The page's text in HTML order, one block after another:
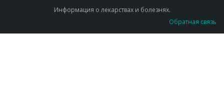
Информация о лекарствах и болезнях.
Обратная связь